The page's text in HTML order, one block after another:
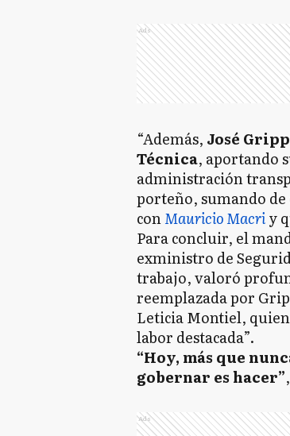
Ads
“Además, José
Técnica, aportando
administración
porteño, sumando
conMauricio Macriy
Para concluir, el
exministro de
trabajo, valoró
reemplazada por
Leticia Montiel,
labor destacada”.
“Hoy, más que
gobernar es hacer”
Ads